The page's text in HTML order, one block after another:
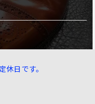
日です。